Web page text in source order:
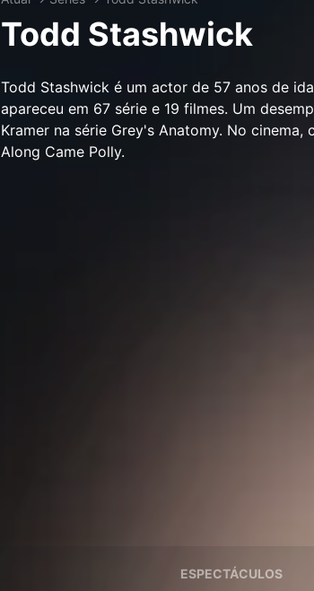
Todd Stashwick
Todd Stashwick é um actor de 57 anos de
apareceu em 67 série e 19 filmes. Um
Kramer na série Grey's Anatomy. No
Along Came Polly.
ESPECTÁCULOS